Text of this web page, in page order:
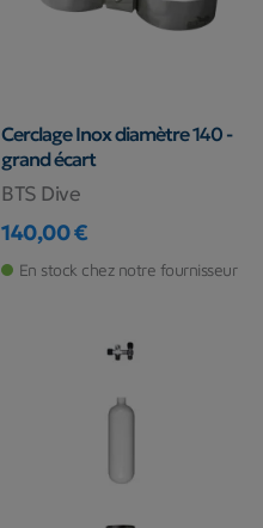
Cerclage Inox diamètre 140 -
grand écart
BTS Dive
Prix
140,00 €
En stock chez notre fournisseur